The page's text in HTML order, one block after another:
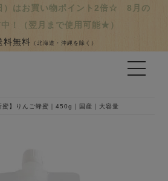
）はお買い物ポイント2倍☆ 8月の
中！（翌月まで使用可能★）
料無料 （北海道・沖縄を除く）
蜜】りんご蜂蜜｜450g｜国産｜大容量